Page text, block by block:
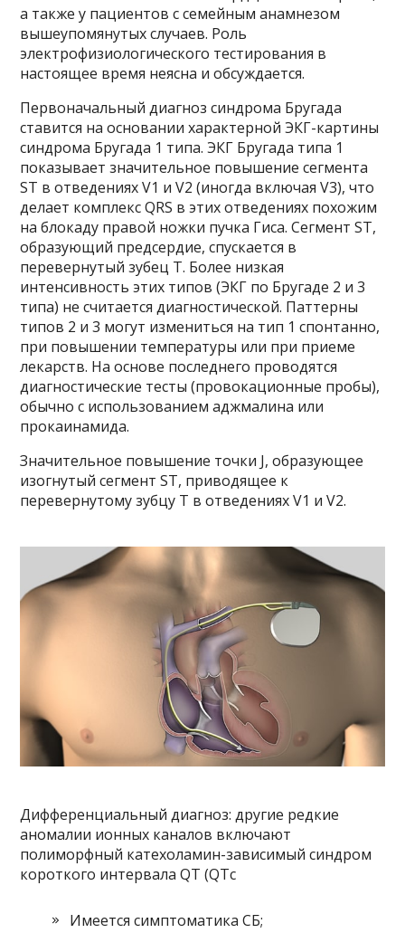
а также у пациентов с семейным анамнезом
вышеупомянутых случаев. Роль
электрофизиологического тестирования в
настоящее время неясна и обсуждается.
Первоначальный диагноз синдрома Бругада
ставится на основании характерной ЭКГ-картины
синдрома Бругада 1 типа. ЭКГ Бругада типа 1
показывает значительное повышение сегмента
ST в отведениях V1 и V2 (иногда включая V3), что
делает комплекс QRS в этих отведениях похожим
на блокаду правой ножки пучка Гиса. Сегмент ST,
образующий предсердие, спускается в
перевернутый зубец T. Более низкая
интенсивность этих типов (ЭКГ по Бругаде 2 и 3
типа) не считается диагностической. Паттерны
типов 2 и 3 могут измениться на тип 1 спонтанно,
при повышении температуры или при приеме
лекарств. На основе последнего проводятся
диагностические тесты (провокационные пробы),
обычно с использованием аджмалина или
прокаинамида.
Значительное повышение точки J, образующее
изогнутый сегмент ST, приводящее к
перевернутому зубцу T в отведениях V1 и V2.
Дифференциальный диагноз: другие редкие
аномалии ионных каналов включают
полиморфный катехоламин-зависимый синдром
короткого интервала QT (QTc
Имеется симптоматика СБ;